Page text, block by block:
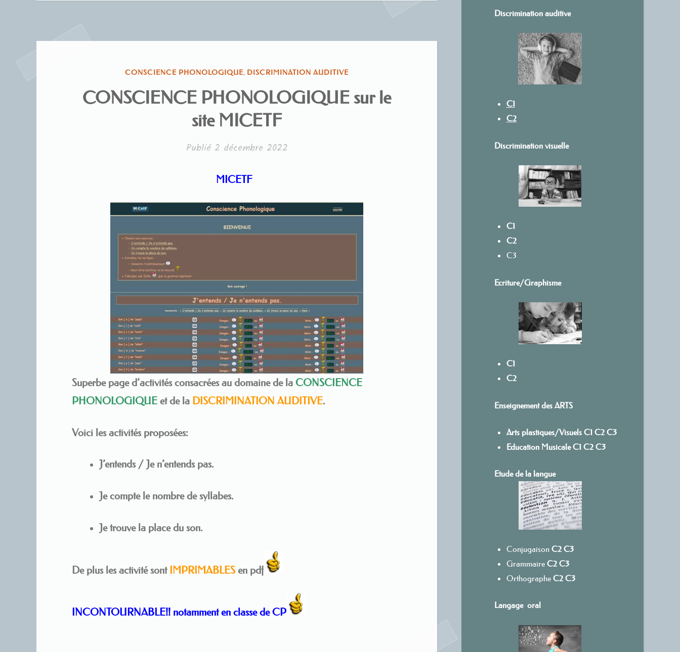
PUBLIÉ
CONSCIENCE PHONOLOGIQUE, DISCRIMINATION AUDITIVE
CONSCIENCE PHONOLOGIQUE sur le
site MICETF
Publié 2 décembre 2022
MICETF
Superbe page d’activités consacrées au domaine de la CONSCIENCE
PHONOLOGIQUE et de la DISCRIMINATION AUDITIVE.
Voici les activités proposées:
J’entends / Je n’entends pas.
Je compte le nombre de syllabes.
Je trouve la place du son.
De plus les activité sont IMPRIMABLES en pdf
INCONTOURNABLE!! notamment en classe de CP
Discrimination auditive
C1
C2
Discrimination visuelle
C1
C2
C3
Ecriture/Graphisme
C1
C2
Enseignement des ARTS
Arts plastiques/Visuels C1 C2 C3
Education Musicale C1 C2 C3
Etude de la langue
Conjugaison C2 C3
GrammaireC2 C3
Orthographe C2 C3
Langage oral